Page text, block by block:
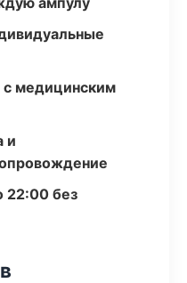
с медицинским
и
22:00 без